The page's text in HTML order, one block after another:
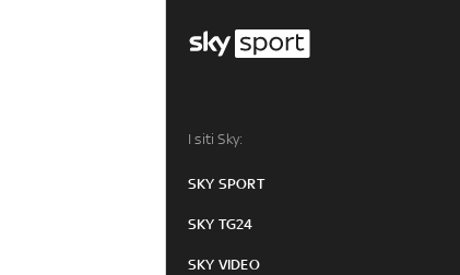
I siti Sky:
SKY SPORT
SKY TG24
SKY VIDEO